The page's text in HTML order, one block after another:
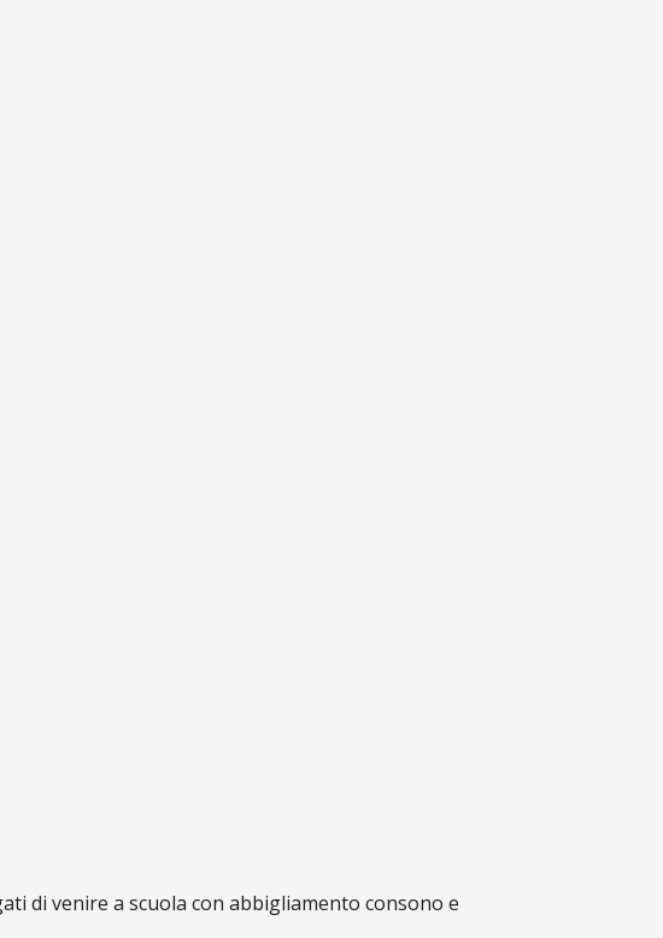
di venire a scuola con abbigliamento consono e